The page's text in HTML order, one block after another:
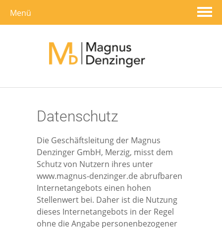
Menü
Heizung
Kontakt
Datenschutz
Disclaimer
Datenschutz
Die Geschäftsleitung der Magnus
Denzinger GmbH, Merzig, misst dem
Schutz von Nutzern ihres unter
www.magnus-denzinger.de abrufbaren
Internetangebots einen hohen
Stellenwert bei. Daher ist die Nutzung
dieses Internetangebots in der Regel
ohne die Angabe personenbezogener